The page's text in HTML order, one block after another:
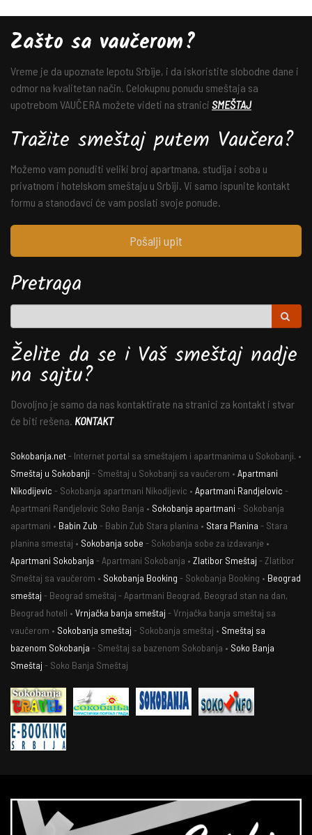
Zašto sa vaučerom?
Vreme je da upoznate lepotu Srbije, i da iskoristite slobodne dane i
odmor na kvalitetan način. Celokupnu ponudu smeštaja sa
upotrebom VAUČERA možete videti na stranici SMEŠTAJ
Tražite smeštaj putem Vaučera?
Možemo vam ponuditi veliki broj apartmana, studija i soba u
privatnom i hotelskom smeštaju u Srbiji. Vi samo ispunite kontakt
formu a stanodavci će vam poslati svoje ponude.
Pošalji upit
Pretraga
Želite da se i Vaš smeštaj nadje
na sajtu?
Dovoljno je samo da nas kontaktirate na stranici za kontakt i stvar
će biti rešena. KONTAKT
Sokobanja.net- Internet portal sa smeštajem i apartmanima u Sokobanji. •
Smeštaj u Sokobanji - Smeštaj u Sokobanji sa vaučerom • Apartmani
Nikodijevic - Sokobanja apartmani Nikodijevic • Apartmani Randjelovic -
Apartmani Randjelovic Soko Banja • Sokobanja apartmani - Sokobanja
apartmani • Babin Zub - Babin Zub Stara planina • Stara Planina - Stara
planina smestaj • Sokobanja sobe - Sokobanja sobe za izdavanje •
Apartmani Sokobanja - Apartmani Sokobanja • Zlatibor Smeštaj - Zlatibor
Smeštaj sa vaučerom • Sokobanja Booking - Sokobanja Booking • Beograd
smeštaj - Beograd smeštaj - Apartmani Beograd, Beograd stan na dan,
Beograd hoteli • Vrnjačka banja smeštaj - Vrnjačka banja smeštaj sa
vaučerom • Sokobanja smeštaj - Sokobanja smeštaj • Smeštaj sa
bazenom Sokobanja - Smeštaj sa bazenom Sokobanja • Soko Banja
Smeštaj - Soko Banja Smeštaj